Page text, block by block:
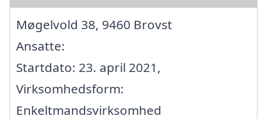
Møgelvold 38, 9460 Brovst
Ansatte:
Startdato: 23. april 2021,
Virksomhedsform:
Enkeltmandsvirksomhed